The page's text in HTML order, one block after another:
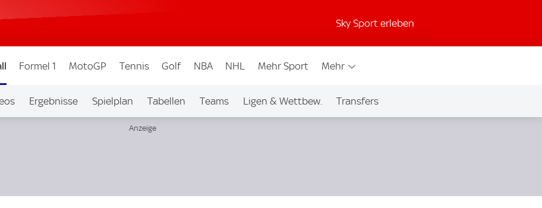
Sky Sport erleben
Formel 1 MotoGP Tennis Golf NBA NHL Mehr Sport Mehr
Ergebnisse Spielplan Tabellen Teams Ligen & Wettbew. Transfers